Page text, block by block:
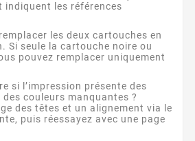
indiquent les références
les deux cartouches en
Si seule la cartouche noire ou
pouvez remplacer uniquement
si l’impression présente des
des couleurs manquantes ?
des têtes et un alignement via le
puis réessayez avec une page